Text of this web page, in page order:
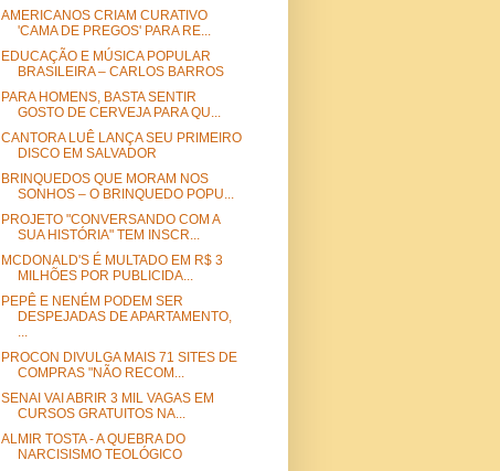
AMERICANOS CRIAM CURATIVO
'CAMA DE PREGOS' PARA RE...
EDUCAÇÃO E MÚSICA POPULAR
BRASILEIRA – CARLOS BARROS
PARA HOMENS, BASTA SENTIR
GOSTO DE CERVEJA PARA QU...
CANTORA LUÊ LANÇA SEU PRIMEIRO
DISCO EM SALVADOR
BRINQUEDOS QUE MORAM NOS
SONHOS – O BRINQUEDO POPU...
PROJETO "CONVERSANDO COM A
SUA HISTÓRIA" TEM INSCR...
MCDONALD'S É MULTADO EM R$ 3
MILHÕES POR PUBLICIDA...
PEPÊ E NENÉM PODEM SER
DESPEJADAS DE APARTAMENTO,
...
PROCON DIVULGA MAIS 71 SITES DE
COMPRAS "NÃO RECOM...
SENAI VAI ABRIR 3 MIL VAGAS EM
CURSOS GRATUITOS NA...
ALMIR TOSTA - A QUEBRA DO
NARCISISMO TEOLÓGICO